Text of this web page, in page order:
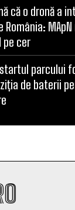
că o dronă a
România:
pe cer
parcului
de baterii